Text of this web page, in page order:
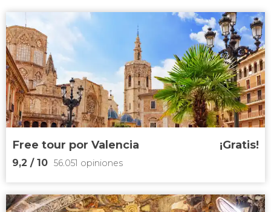
Free tour por Valencia
9,2 / 10 56.051 opiniones
¡Gratis!
9,2